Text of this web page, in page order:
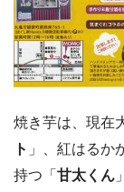
焼き芋は、現在
ト 」、紅はるか
持つ「 甘太くん